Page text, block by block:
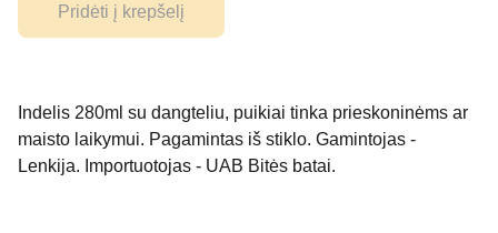
Pridėti į krepšelį
Indelis 280ml su dangteliu, puikiai tinka prieskoninėms ar
maisto laikymui. Pagamintas iš stiklo. Gamintojas -
Lenkija. Importuotojas - UAB Bitės batai.